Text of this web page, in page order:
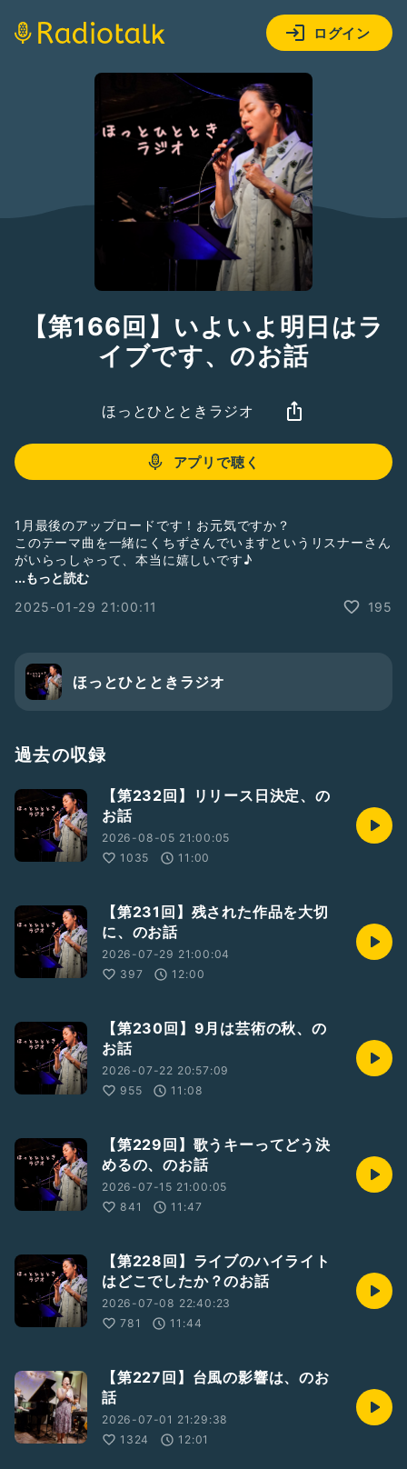
ログイン
【第166回】いよいよ明日はラ
イブです、のお話
ほっとひとときラジオ
アプリで聴く
1月最後のアップロードです！お元気ですか？
このテーマ曲を一緒にくちずさんでいますというリスナーさん
がいらっしゃって、本当に嬉しいです♪
今回はスポーツ観戦のお話、推しについて少し話しておりま
あなたには『推し』はいますか？？
2月もライブはございますので、ぜひ遊びにいらしてくださ
い！
Aya（vo）堀秀彰（pf）馬場孝喜（g）​
Open 11:30 / Start 12:30
配信チケット購入は（アーカイブ2/25まで視聴可能）
https://twitcasting.tv/coffee_bigaku/shopcart/350177
...もっと読む
2025-01-29 21:00:11
195
ほっとひとときラジオ
過去の収録
【第232回】リリース日決定、の
お話
2026-08-05 21:00:05
1035
11:00
【第231回】残された作品を大切
に、のお話
2026-07-29 21:00:04
397
12:00
【第230回】9月は芸術の秋、の
お話
2026-07-22 20:57:09
955
11:08
【第229回】歌うキーってどう決
めるの、のお話
2026-07-15 21:00:05
841
11:47
【第228回】ライブのハイライト
はどこでしたか？のお話
2026-07-08 22:40:23
781
11:44
【第227回】台風の影響は、のお
話
2026-07-01 21:29:38
1324
12:01